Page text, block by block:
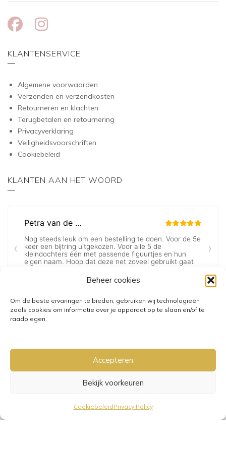
Beheer cookies
Om de beste ervaringen te bieden, gebruiken wij technologieën
zoals cookies om informatie over je apparaat op te slaan en/of te
raadplegen.
Accepteren
Bekijk voorkeuren
CookiebeleidPrivacy Policy
KLANTENSERVICE
Algemene voorwaarden
Verzenden en verzendkosten
Retourneren en klachten
Terugbetalen en retournering
Privacyverklaring
Veiligheidsvoorschriften
Cookiebeleid
KLANTEN AAN HET WOORD
GRATIS VERZENDING VANAF €25,-• VERZENDKOSTEN NL €3,95-